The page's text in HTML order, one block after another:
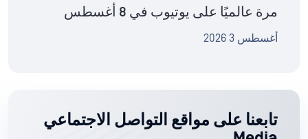
مرة عالميًا على يوتيوب في 8 أغسطس
أغسطس 3 2026
تابعنا على مواقع التواصل الاجتماعي